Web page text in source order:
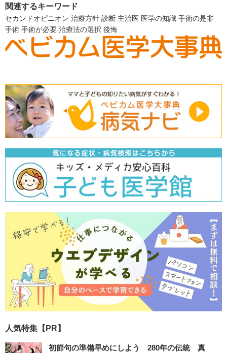
関連するキーワード
セカンドオピニオン 治療方針 診断 主治医 医学の知識 手術の是非
手術 手術が必要 治療法の選択 後悔
人気特集【PR】
初節句の準備早めにしよう 280年の伝統 真